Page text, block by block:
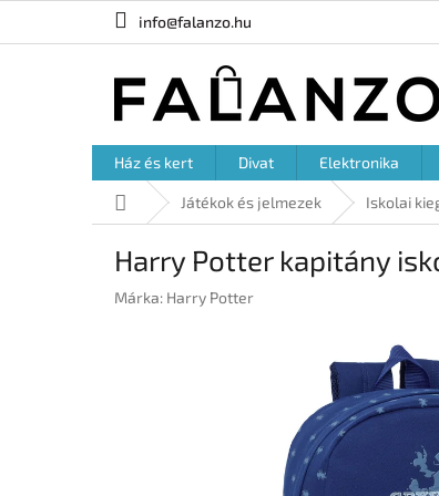
info@falanzo.hu
Ház és kert Divat Elektronika
KezdőlapJátékok és jelmezek Iskolai
Harry Potter kapitány
Márka: Harry Potter